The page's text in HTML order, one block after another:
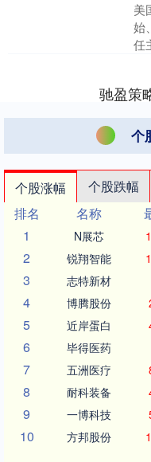
美
始
任
驰盈策
个
个股涨幅 个股跌幅
排名
名称
1
N展芯
2 锐翔智能
3 志特新材
4 博腾股份
5 近岸蛋白
6 毕得医药
7 五洲医疗
8 耐科装备
9 一博科技
10 方邦股份